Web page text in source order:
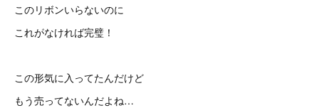
このリボンいらないのに
これがなければ完璧！
この形気に入ってたんだけど
もう売ってないんだよね…